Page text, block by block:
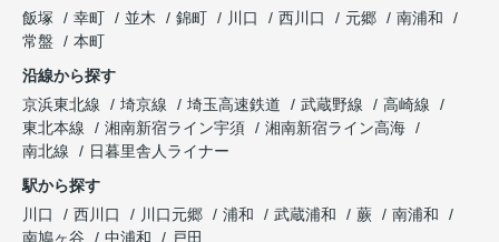
飯塚
幸町 並木 錦町 川口 西川口 元郷
南浦和
常盤
本町
沿線から探す
京浜東北線
埼京線 埼玉高速鉄道 武蔵野線
高崎線
東北本線
湘南新宿ライン宇須
湘南新宿ライン高海
南北線
日暮里舎人ライナー
駅から探す
川口
西川口 川口元郷 浦和 武蔵浦和 蕨
南浦和
南鳩ヶ谷
中浦和 戸田